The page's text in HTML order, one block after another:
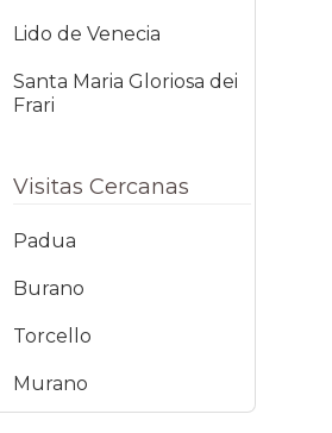
Lido de Venecia
Santa Maria Gloriosa dei
Frari
Visitas Cercanas
Padua
Burano
Torcello
Murano